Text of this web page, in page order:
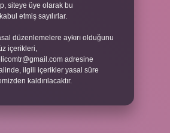
siteye üye olarak bu
etmiş sayılırlar.
düzenlemelere aykırı olduğunu
içerikleri,
adresine
ilgili içerikler yasal süre
kaldırılacaktır.